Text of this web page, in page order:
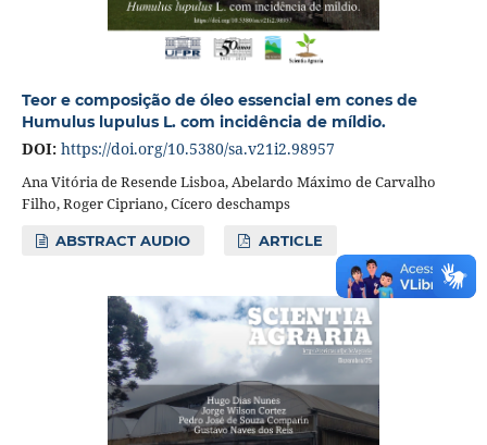
Teor e composição de óleo essencial em cones de
Humulus lupulus L. com incidência de míldio.
DOI: https://doi.org/10.5380/sa.v21i2.98957
Ana Vitória de Resende Lisboa, Abelardo Máximo de Carvalho
Filho, Roger Cipriano, Cícero deschamps
ABSTRACT AUDIO ARTICLE